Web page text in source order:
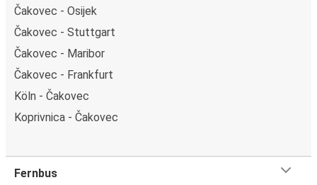
Čakovec - Osijek
Čakovec - Stuttgart
Čakovec - Maribor
Čakovec - Frankfurt
Köln - Čakovec
Koprivnica - Čakovec
Fernbus